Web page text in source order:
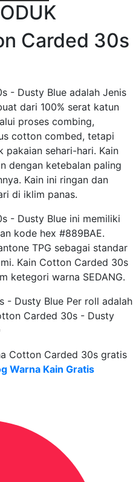
Carded 30s
- Dusty Blue adalah Jenis
dari 100% serat katun
proses combing,
cotton combed, tetapi
pakaian sehari-hari. Kain
dengan ketebalan paling
Kain ini ringan dan
di iklim panas.
- Dusty Blue ini memiliki
kode hex #889BAE.
TPG sebagai standar
Kain Cotton Carded 30s
ketegori warna SEDANG.
- Dusty Blue Per roll adalah
Carded 30s - Dusty
Cotton Carded 30s gratis
Warna Kain Gratis